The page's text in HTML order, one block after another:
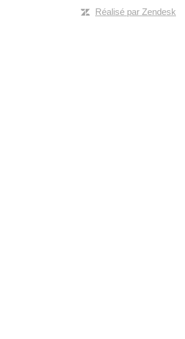
Réalisé par Zendesk